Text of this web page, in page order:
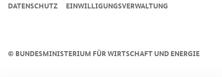
© BUNDESMINISTERIUM FÜR WIRTSCHAFT UND ENERGIE
DATENSCHUTZ
EINWILLIGUNGSVERWALTUNG